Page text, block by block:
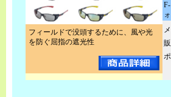
フィールドで没頭するために、風や光
を防ぐ屈指の遮光性